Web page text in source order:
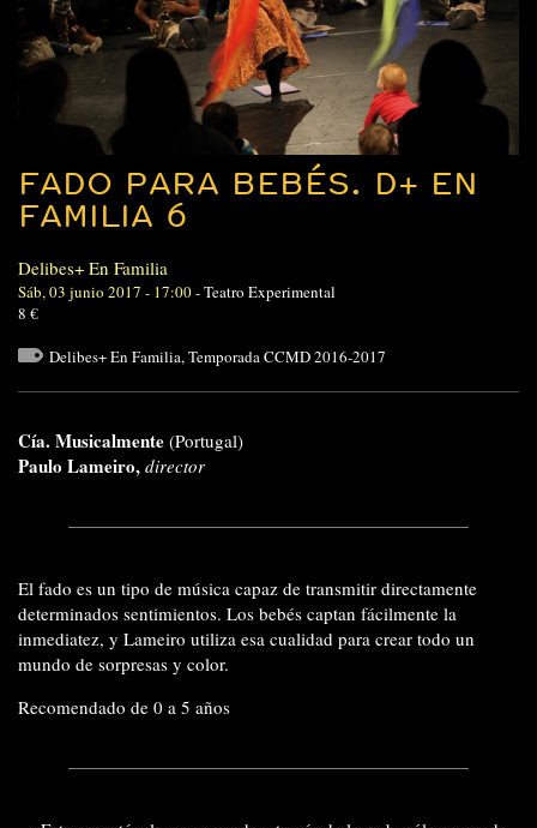
FADO PARA BEBÉS. D+ EN
FAMILIA 6
Delibes+ En Familia
Sáb, 03 junio 2017 - 17:00-Teatro Experimental
8 €
Delibes+ En Familia,Temporada CCMD 2016-2017
Cía. Musicalmente (Portugal)
Paulo Lameiro, director
El fado es un tipo de música capaz de transmitir directamente
determinados sentimientos. Los bebés captan fácilmente la
inmediatez, y Lameiro utiliza esa cualidad para crear todo un
mundo de sorpresas y color.
Recomendado de 0 a 5 años